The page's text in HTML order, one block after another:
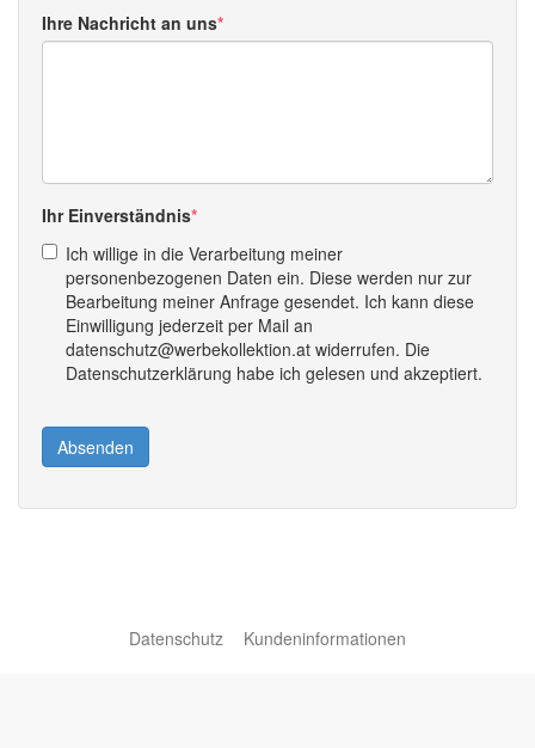
Ihre Nachricht an uns
Ihr Einverständnis
Ich willige in die Verarbeitung meiner
personenbezogenen Daten ein. Diese werden nur zur
Bearbeitung meiner Anfrage gesendet. Ich kann diese
Einwilligung jederzeit per Mail an
datenschutz@werbekollektion.at widerrufen. Die
Datenschutzerklärung habe ich gelesen und akzeptiert.
Absenden
Datenschutz Kundeninformationen